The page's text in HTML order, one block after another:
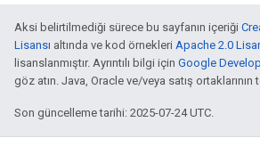
Aksi belirtilmediği sürece bu sayfanın içeriği
Lisansı altında ve kod örnekleri Apache 2.0
lisanslanmıştır. Ayrıntılı bilgi için Google
göz atın. Java, Oracle ve/veya satış ortaklarının
Son güncelleme tarihi: 2025-07-24 UTC.